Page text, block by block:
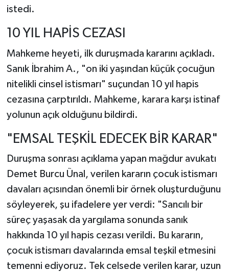
istedi.
10 YIL HAPİS CEZASI
Mahkeme heyeti, ilk duruşmada kararını açıkladı.
Sanık İbrahim A., "on iki yaşından küçük çocuğun
nitelikli cinsel istismarı" suçundan 10 yıl hapis
cezasına çarptırıldı. Mahkeme, karara karşı istinaf
yolunun açık olduğunu bildirdi.
"EMSAL TEŞKİL EDECEK BİR KARAR"
Duruşma sonrası açıklama yapan mağdur avukatı
Demet Burcu Ünal, verilen kararın çocuk istismarı
davaları açısından önemli bir örnek oluşturduğunu
söyleyerek, şu ifadelere yer verdi: "Sancılı bir
süreç yaşasak da yargılama sonunda sanık
hakkında 10 yıl hapis cezası verildi. Bu kararın,
çocuk istismarı davalarında emsal teşkil etmesini
temenni ediyoruz. Tek celsede verilen karar, uzun